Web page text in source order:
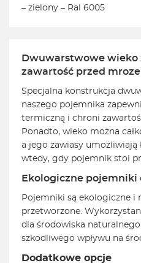
– zielony – Ral 6005
Dwuwarstwowe wieko
zawartość przed
Specjalna konstrukcja
naszego pojemnika
termiczną i chroni
Ponadto, wieko można
a jego zawiasy umożliwiają
wtedy, gdy pojemnik stoi
Ekologiczne
Pojemniki są ekologiczne i
przetworzone.
dla środowiska
szkodliwego wpływu na
Dodatkowe opcje